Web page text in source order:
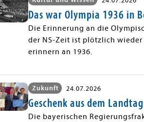
Das war Olympia 1936 in
Die Erinnerung an die
der NS-Zeit ist plötzlich
erinnern an 1936.
Zukunft 24.07.2026
Geschenk aus dem Landtag
Die bayerischen